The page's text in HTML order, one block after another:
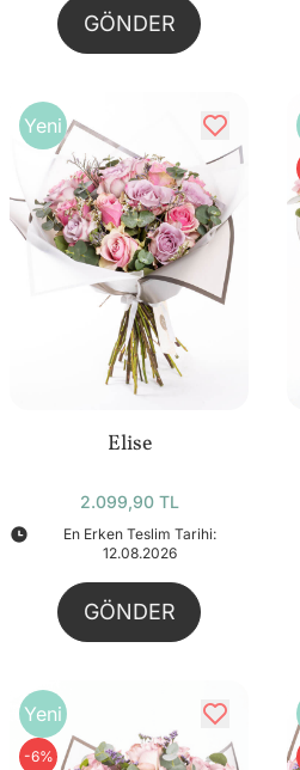
GÖNDER
Yeni
Elise
2.099,90 TL
En Erken Teslim Tarihi:
12.08.2026
GÖNDER
Yeni
-6%